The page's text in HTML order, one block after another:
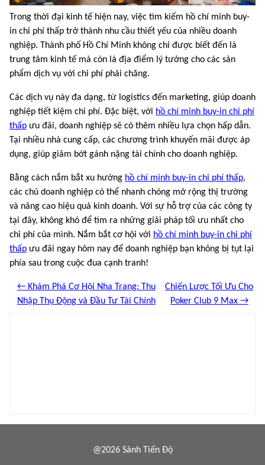
Trong thời đại kinh tế hiện nay, việc tìm kiếm hồ chí minh buy-
in chi phí thấp trở thành nhu cầu thiết yếu của nhiều doanh
nghiệp. Thành phố Hồ Chí Minh không chỉ được biết đến là
trung tâm kinh tế mà còn là địa điểm lý tưởng cho các sản
phẩm dịch vụ với chi phí phải chăng.
Các dịch vụ này đa dạng, từ logistics đến marketing, giúp doanh
nghiệp tiết kiệm chi phí. Đặc biệt, với hồ chí minh buy-in chi phí
thấp ưu đãi, doanh nghiệp sẽ có thêm nhiều lựa chọn hấp dẫn.
Tại nhiều nhà cung cấp, các chương trình khuyến mãi được áp
dụng, giúp giảm bớt gánh nặng tài chính cho doanh nghiệp.
Bằng cách nắm bắt xu hướng hồ chí minh buy-in chi phí thấp,
các chủ doanh nghiệp có thể nhanh chóng mở rộng thị trường
và nâng cao hiệu quả kinh doanh. Với sự hỗ trợ của các công ty
tại đây, không khó để tìm ra những giải pháp tối ưu nhất cho
chi phí của mình. Nắm bắt cơ hội với hồ chí minh buy-in chi phí
thấp ưu đãi ngay hôm nay để doanh nghiệp bạn không bị tụt lại
phía sau trong cuộc đua cạnh tranh!
← Khám Phá Cơ Hội Nha Trang: Thu
Nhập Thụ Động và Đầu Tư Tài Chính
Chiến Lược Tối Ưu Cho
Poker Club 9 Max →
@2026 Sảnh Tiến Độ